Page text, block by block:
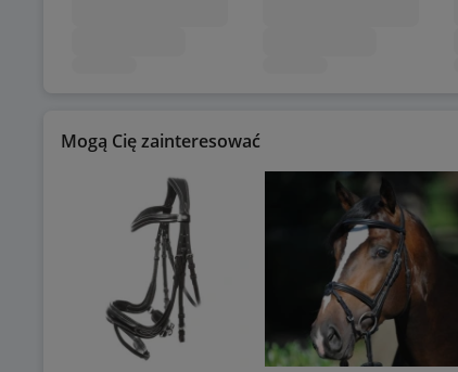
Mogą Cię zainteresować